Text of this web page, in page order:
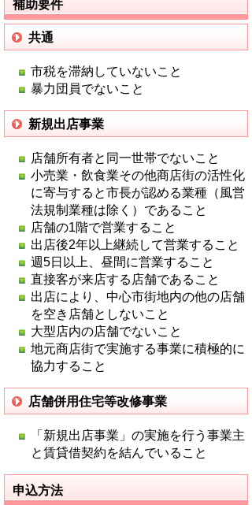
補助要件
共通
市税を滞納していないこと
暴力団員でないこと
新規出店事業
店舗所有者と同一世帯でないこと
小売業・飲食業その他商店街の活性化
に寄与すると市長が認める業種（風営
法規制業種は除く）であること
店舗の1階で営業すること
出店後2年以上継続して営業すること
週5日以上、昼間に営業すること
直接客が来店する店舗であること
出店により、中心市街地内の他の店舗
を空き店舗としないこと
大型店内の店舗でないこと
地元商店街で実施する事業に積極的に
協力すること
店舗併用住宅等改修事業
「新規出店事業」の実施を行う事業主
と賃貸借契約を結んでいること
申込方法